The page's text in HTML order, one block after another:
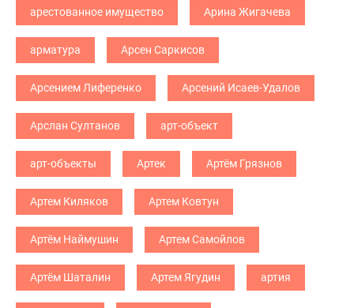
арестованное имущество Арина Жигачева
арматура Арсен Саркисов
Арсением Лиференко Арсений Исаев-Удалов
Арслан Султанов арт-объект
арт-объекты Артек Артём Грязнов
Артем Киляков Артем Ковтун
Артём Наймушин Артем Самойлов
Артём Шаталин Артем Ягудин артия